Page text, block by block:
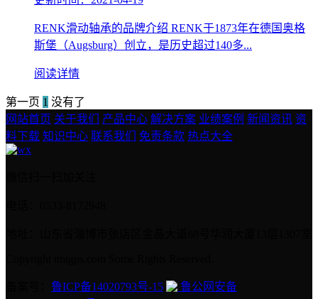
RENK滑动轴承的品牌介绍 RENK于1873年在德国奥格
斯堡（Augsburg）创立，是历史超过140多...
阅读详情
第一页 1 没有了
网站首页 关于我们 产品中心 解决方案 业绩案例 新闻资讯 资
料下载 知识中心 联系我们 免责条款 热点大全
鲁ICP备14020793号-15
鲁公网安备